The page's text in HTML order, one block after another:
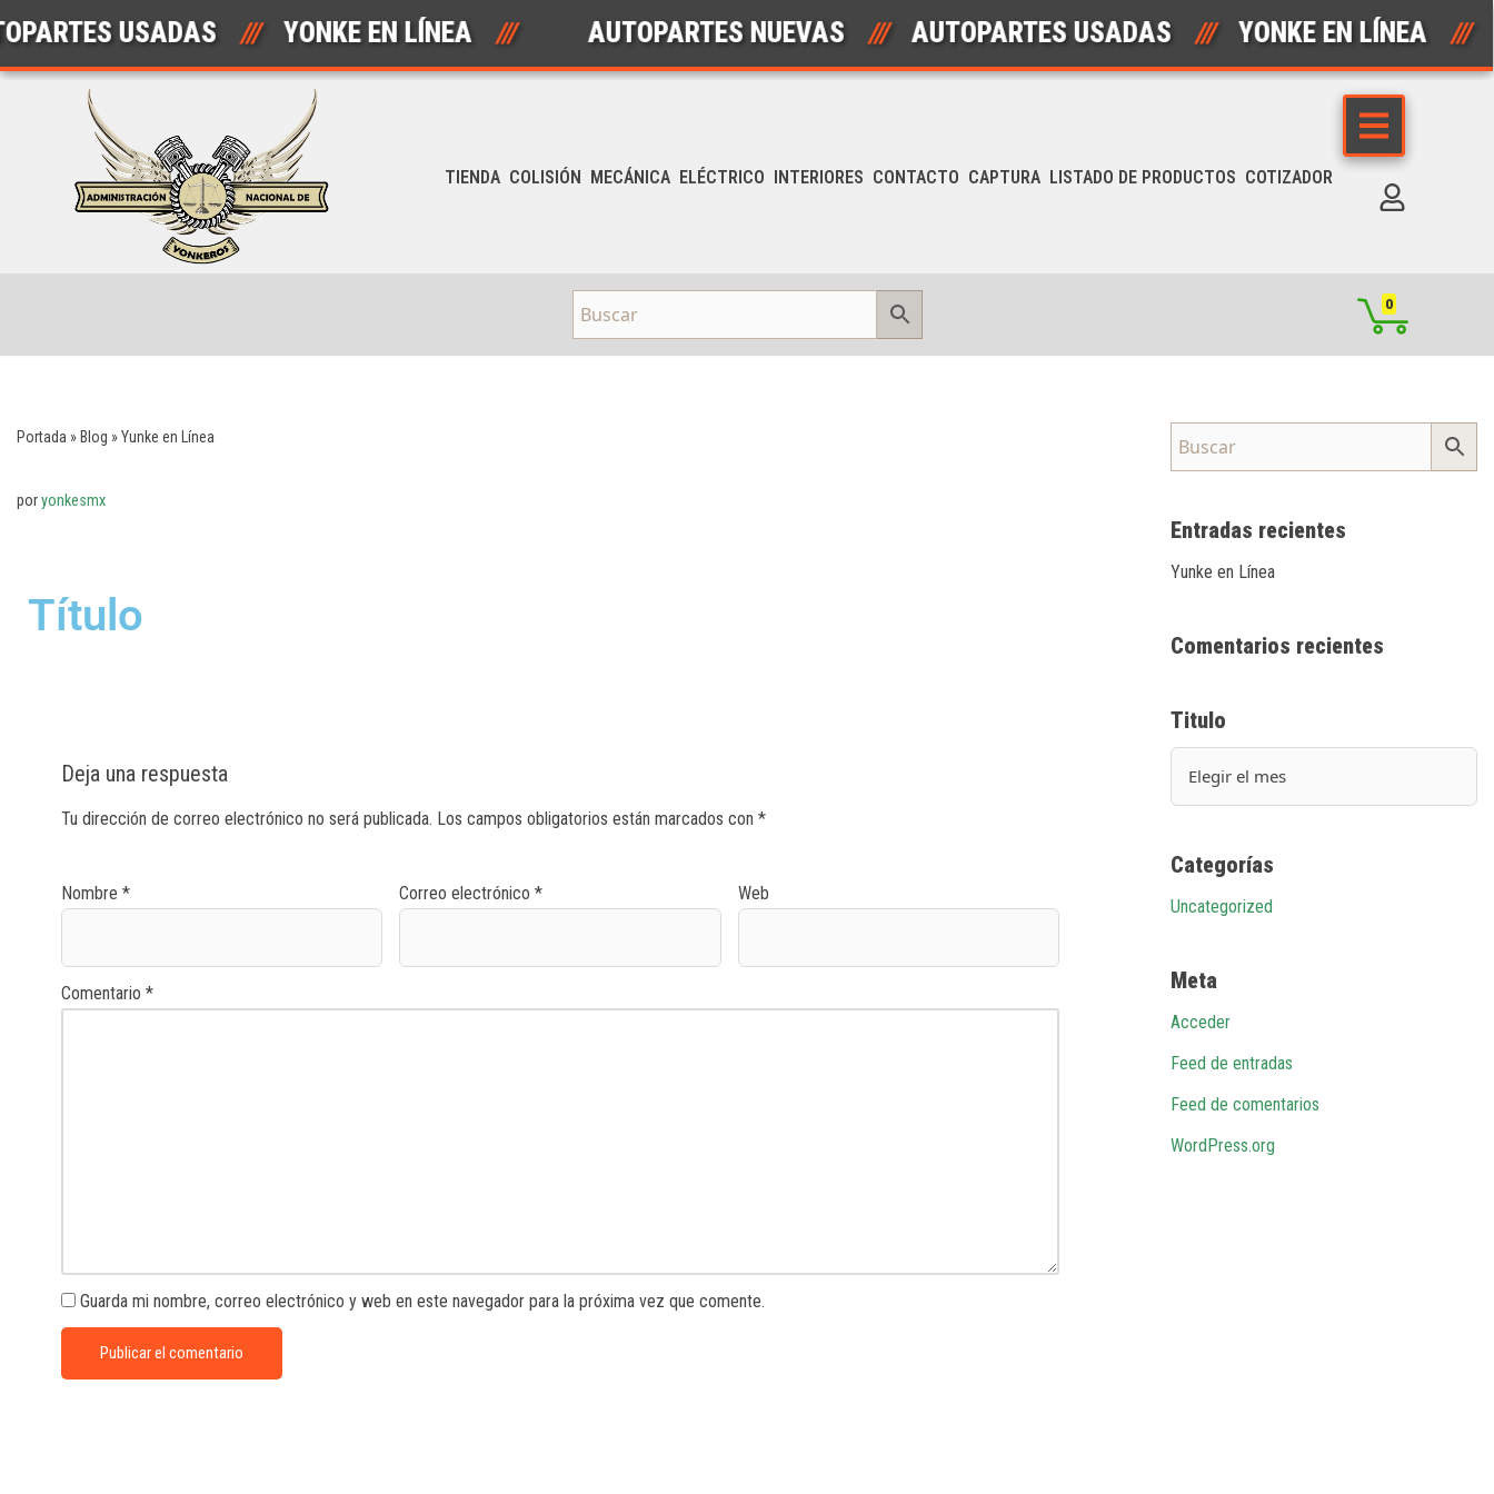
Saltar
USADAS /// YONKE EN LÍNEA /// AUTOPARTES NUEVAS /// AUTOPARTES USADAS /// YONKE EN LÍNEA ///
TIENDA COLISIÓN MECÁNICA ELÉCTRICO INTERIORES CONTACTO CAPTURA LISTADO DE PRODUCTOS COTIZADOR
0
Portada » Blog »Yunke en Línea
poryonkesmx
Título
Deja una respuesta
Tu dirección de correo electrónico no será publicada. Los campos obligatorios están marcados con *
Nombre * Correo electrónico* Web
Comentario *
Guarda mi nombre, correo electrónico y web en este navegador para la próxima vez que comente.
Entradas recientes
Yunke en Línea
Comentarios recientes
Titulo
Categorías
Uncategorized
Meta
Acceder
Feed de entradas
Feed de comentarios
WordPress.org